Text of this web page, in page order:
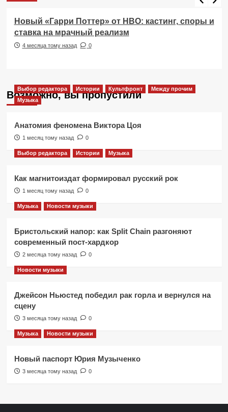
Новый «Гарри Поттер» от HBO: кастинг, споры и
ставка на мрачный реализм
4 месяца тому назад 0
Возможно, вы пропустили
Выбор редактора Истории Культфронт
Между прочим
Музыка
Анатомия феномена Виктора Цоя
1 месяц тому назад 0
Выбор редактора Истории Музыка
Как магнитоиздат формировал русский рок
1 месяц тому назад 0
Музыка Новости музыки
Бристольский напор: как Split Chain разгоняют
современный пост-хардкор
2 месяца тому назад 0
Новости музыки
Джейсон Ньюстед победил рак горла и вернулся на
сцену
3 месяца тому назад 0
Музыка Новости музыки
Новый паспорт Юрия Музыченко
3 месяца тому назад 0